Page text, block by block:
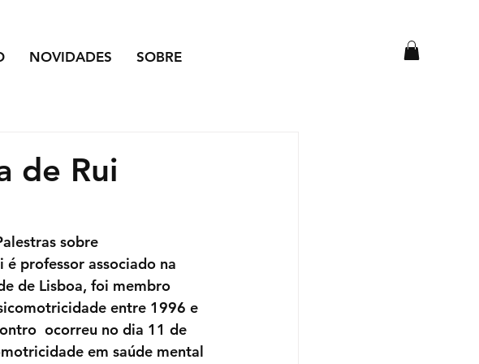
NOVIDADES SOBRE
de Rui
sobre
professor associado na
de Lisboa, foi membro
entre 1996 e
ocorreu no dia 11 de
em saúde mental